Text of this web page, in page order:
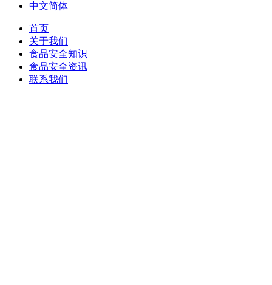
中文简体
首页
关于我们
食品安全知识
食品安全资讯
联系我们